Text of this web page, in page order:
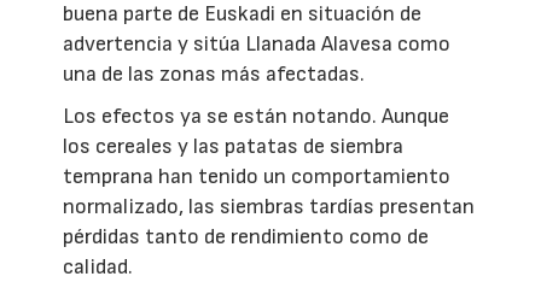
buena parte de Euskadi en situación de
advertencia y sitúa Llanada Alavesa como
una de las zonas más afectadas.
Los efectos ya se están notando. Aunque
los cereales y las patatas de siembra
temprana han tenido un comportamiento
normalizado, las siembras tardías presentan
pérdidas tanto de rendimiento como de
calidad.